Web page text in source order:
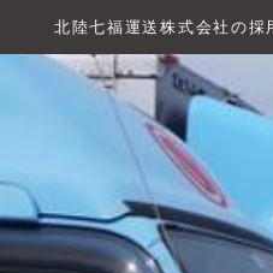
北陸七福運送株式会社の採